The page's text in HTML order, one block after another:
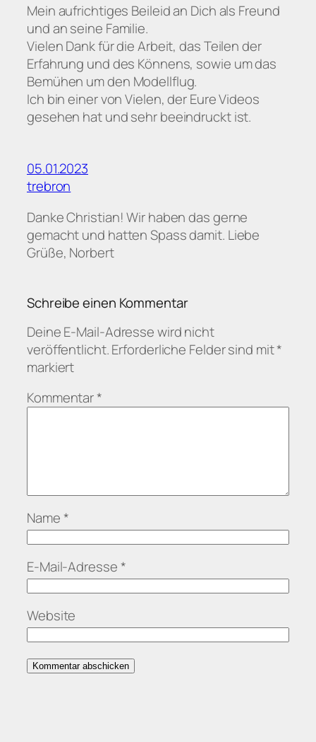
Mein aufrichtiges Beileid an Dich als Freund
und an seine Familie.
Vielen Dank für die Arbeit, das Teilen der
Erfahrung und des Könnens, sowie um das
Bemühen um den Modellflug.
Ich bin einer von Vielen, der Eure Videos
gesehen hat und sehr beeindruckt ist.
05.01.2023
trebron
Danke Christian! Wir haben das gerne
gemacht und hatten Spass damit. Liebe
Grüße, Norbert
Schreibe einen Kommentar
Deine E-Mail-Adresse wird nicht
veröffentlicht.Erforderliche Felder sind mit*
markiert
Kommentar*
Name *
E-Mail-Adresse *
Website